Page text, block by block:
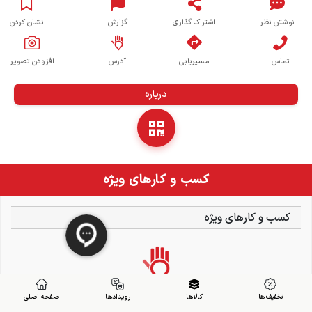
نوشتن نظر اشتراک گذاری گزارش نشان کردن
تماس مسیریابی آدرس افزودن تصویر
درباره
کسب و کارهای ویژه
کسب و کارهای ویژه
تخفیف ها کالاها رویدادها صفحه اصلی